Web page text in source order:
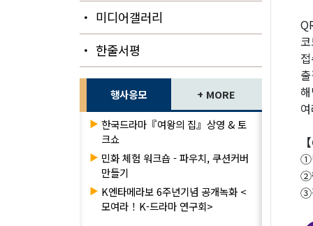
・ 미디어갤러리
・ 한줄서평
행사응모 + MORE
▶ 한국드라마『여왕의 집』상영 & 토
크쇼
▶ 민화 체험 워크숍 - 파우치, 쿠션커버
만들기
▶ K엔타메라보 6주년기념 공개녹화 <
모여라！K-드라마 연구회>
①
②
③